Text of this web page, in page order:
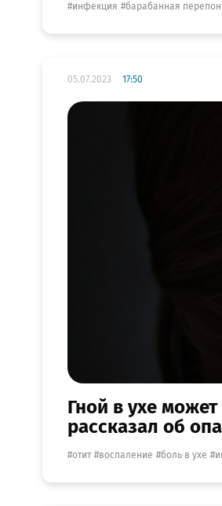
инфекция барабанная
05.07.2023 17:50
Гной в ухе
рассказал об
отит воспаление боль в ухе